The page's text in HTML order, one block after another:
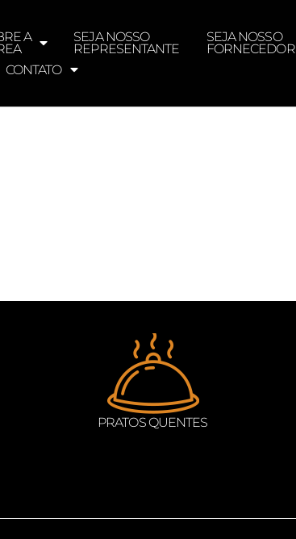
A SEJA NOSSO
REPRESENTANTE
SEJA NOSSO
FORNECEDOR
CONTATO
TORTAS